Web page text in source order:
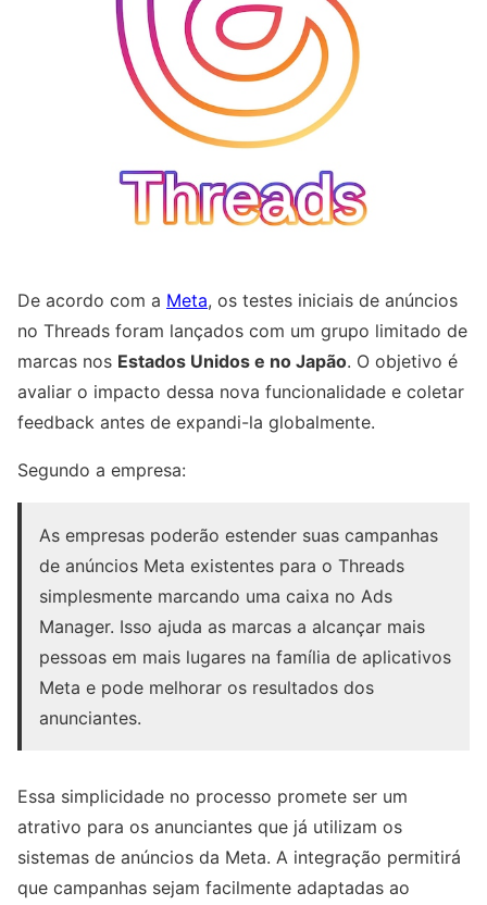
De acordo com a Meta, os testes iniciais de anúncios
no Threads foram lançados com um grupo limitado de
marcas nos Estados Unidos e no Japão. O objetivo é
avaliar o impacto dessa nova funcionalidade e coletar
feedback antes de expandi-la globalmente.
Segundo a empresa:
As empresas poderão estender suas campanhas
de anúncios Meta existentes para o Threads
simplesmente marcando uma caixa no Ads
Manager. Isso ajuda as marcas a alcançar mais
pessoas em mais lugares na família de aplicativos
Meta e pode melhorar os resultados dos
anunciantes.
Essa simplicidade no processo promete ser um
atrativo para os anunciantes que já utilizam os
sistemas de anúncios da Meta. A integração permitirá
que campanhas sejam facilmente adaptadas ao